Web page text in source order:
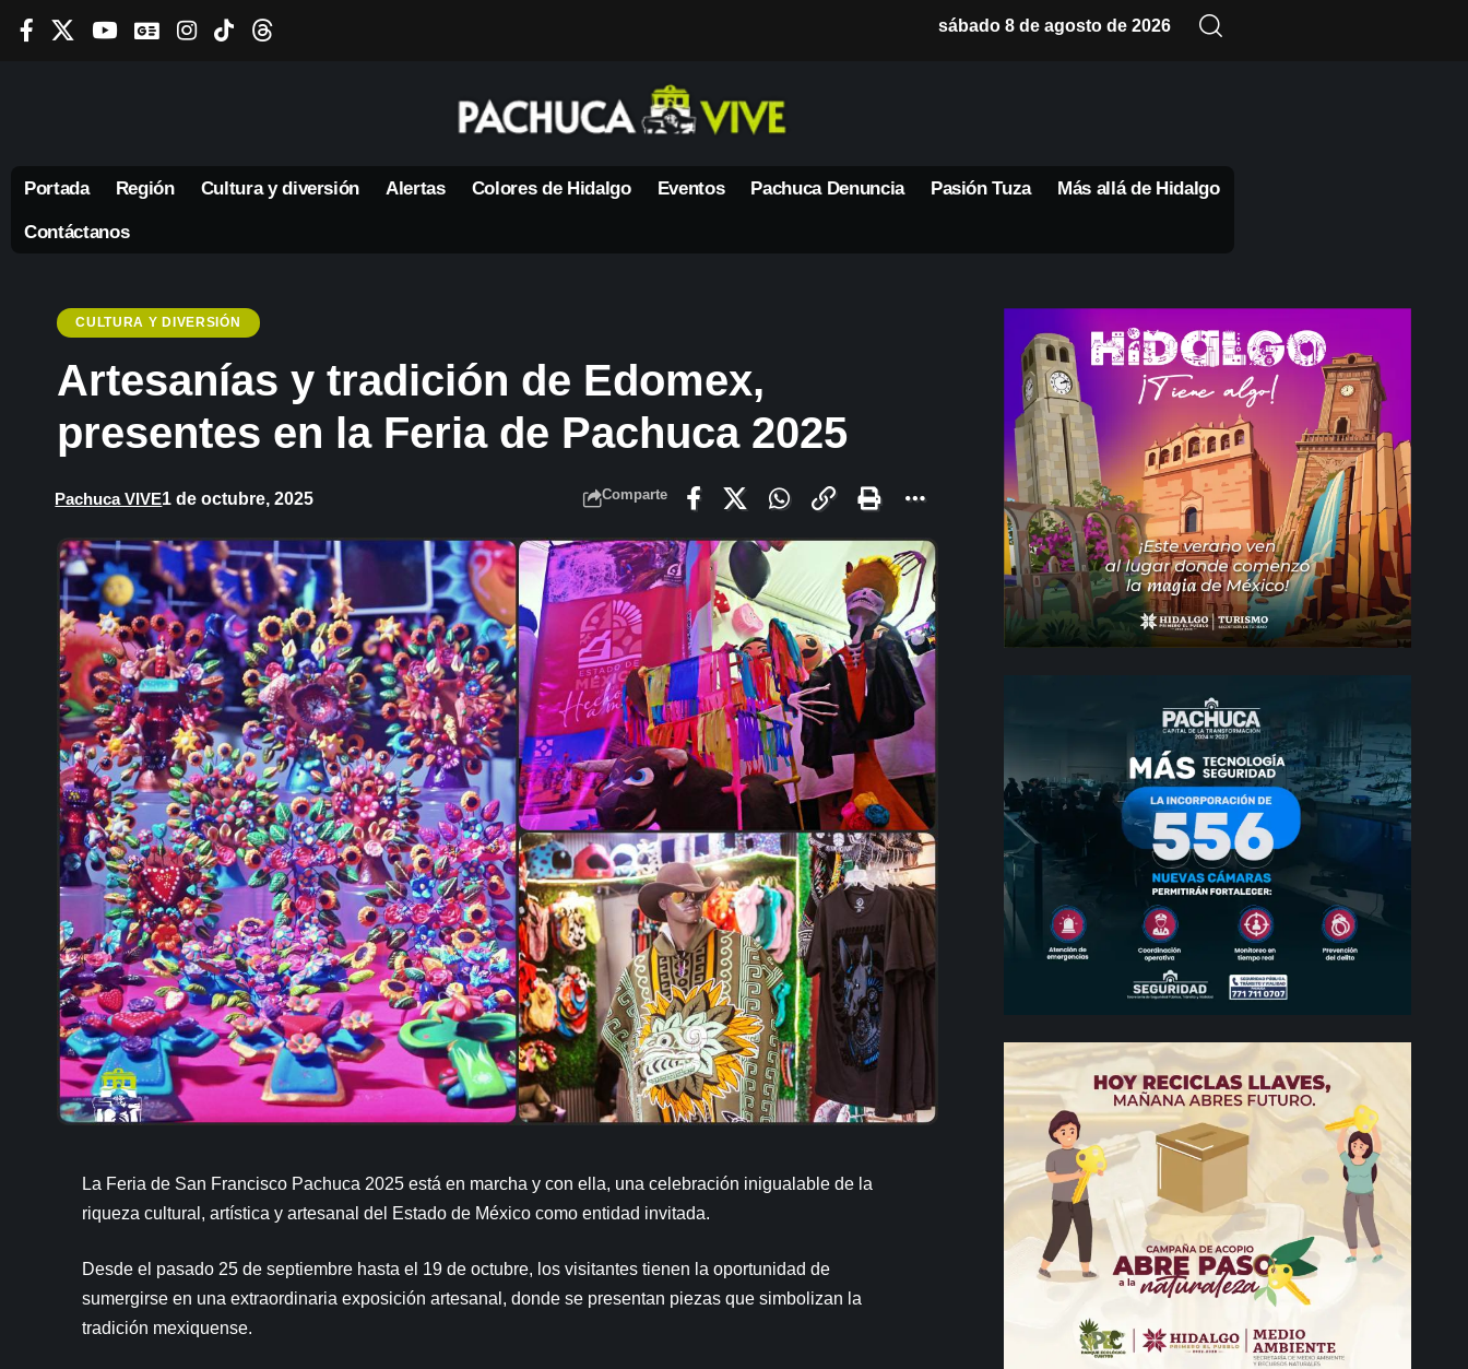
sábado 8 de agosto de 2026
Portada Región Cultura y diversión Alertas Colores de Hidalgo Eventos Pachuca Denuncia Pasión Tuza Más allá de Hidalgo
Contáctanos
CULTURA Y DIVERSIÓN
Artesanías y tradición de Edomex,
presentes en la Feria de Pachuca 2025
Pachuca VIVE1 de octubre, 2025 Comparte
La Feria de San Francisco Pachuca 2025 está en marcha y con ella, una celebración inigualable de la
riqueza cultural, artística y artesanal del Estado de México como entidad invitada.
Desde el pasado 25 de septiembre hasta el 19 de octubre, los visitantes tienen la oportunidad de
sumergirse en una extraordinaria exposición artesanal, donde se presentan piezas que simbolizan la
tradición mexiquense.